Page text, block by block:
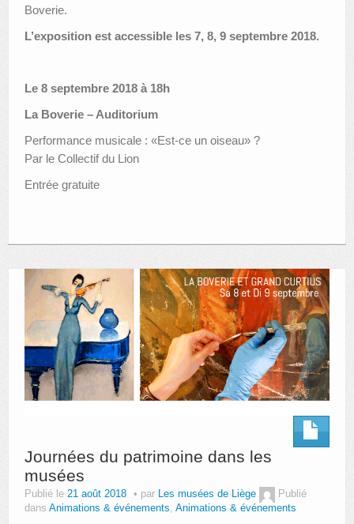
Boverie.
L’exposition est accessible les 7, 8, 9 septembre 2018.
Le 8 septembre 2018 à 18h
La Boverie – Auditorium
Performance musicale : «Est-ce un oiseau» ?
Par le Collectif du Lion
Entrée gratuite
Journées du patrimoine dans les
musées
Publié le 21 août 2018 par Les musées de Liège
Publié
dans Animations & événements, Animations & événements